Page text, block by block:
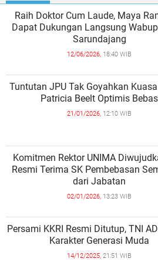
Raih Doktor Cum Laude, Maya
Dapat Dukungan Langsung
Sarundajang
12/06/2026, 18:40 WIB
Tuntutan JPU Tak Goyahkan
Patricia Beelt Optimis Bebas
21/01/2026, 12:10 WIB
Komitmen Rektor UNIMA
Resmi Terima SK Pembebasan
dari Jabatan
02/01/2026, 13:23 WIB
Persami KKRI Resmi Ditutup, TNI
Karakter Generasi Muda
14/12/2025, 21:51 WIB